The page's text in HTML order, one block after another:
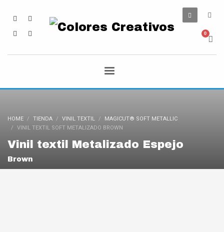
HOME TIENDA VINIL TEXTIL
MAGICUT® SOFT METALLIC
VINIL TEXTIL SOFT METALIZADO BROWN
Vinil textil Metalizado Espejo
Brown